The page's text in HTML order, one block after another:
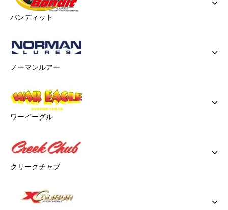
バンディット
ノーマンルアー
ワーイーグル
クリークチャブ